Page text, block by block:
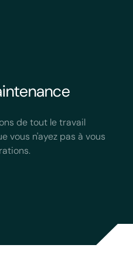
de tout le travail
vous n'ayez pas à vous